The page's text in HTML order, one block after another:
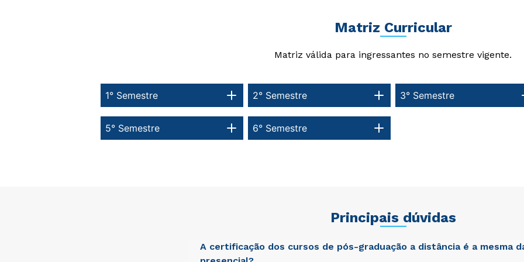
Matriz Curricular
Matriz válida para ingressantes no semestre vigente.
1° Semestre
6° Semestre
5° Semestre
3° Semestre
2° Semestre
Principais dúvidas
A certificação dos cursos de pós-graduação a distância é a mesma